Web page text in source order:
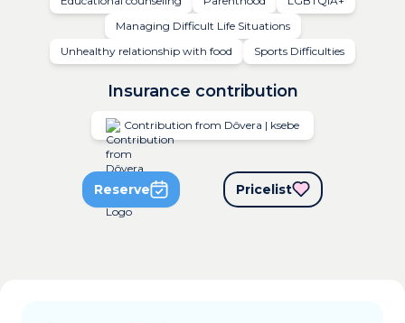
Managing Difficult Life Situations
Unhealthy relationship with food
Sports Difficulties
Insurance contribution
Contribution from Dôvera | ksebe
Reserve Pricelist